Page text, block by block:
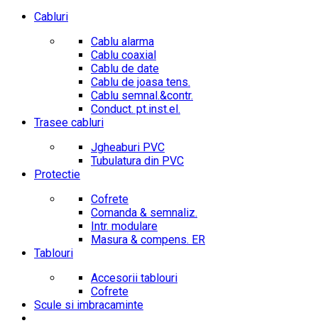
Cabluri
Cablu alarma
Cablu coaxial
Cablu de date
Cablu de joasa tens.
Cablu semnal.&contr.
Conduct. pt.inst.el.
Trasee cabluri
Jgheaburi PVC
Tubulatura din PVC
Protectie
Cofrete
Comanda & semnaliz.
Intr. modulare
Masura & compens. ER
Tablouri
Accesorii tablouri
Cofrete
Scule si imbracaminte